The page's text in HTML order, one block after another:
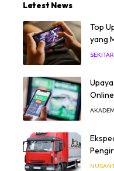
Latest News
Top
yang